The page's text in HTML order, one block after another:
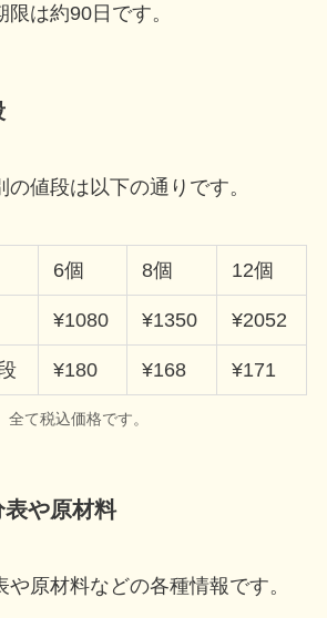
限は約90日 です。
値段は以下の通りです。
6個 8個 12個
¥1080 ¥1350 ¥2052
¥180 ¥168 ¥171
全て税込価格です。
や原材料
原材料などの各種情報です。